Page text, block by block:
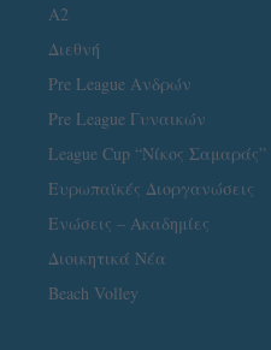
A2
Διεθνή
Pre League Ανδρών
Pre League Γυναικών
League Cup “Νίκος Σαμαράς”
Ευρωπαϊκές Διοργανώσεις
Ενώσεις – Ακαδημίες
Διοικητικά Νέα
Beach Volley